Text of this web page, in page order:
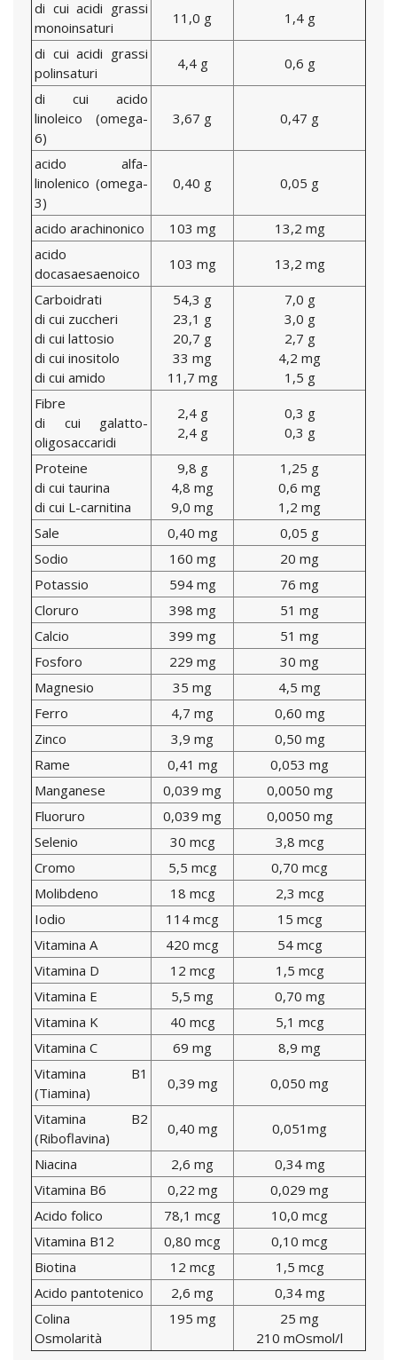
di cui acidi grassi
monoinsaturi
11,0 g
1,4 g
di cui acidi grassi
polinsaturi
4,4 g
0,6 g
di cui acido
linoleico (omega-
6)
3,67 g 0,47 g
acido alfa-
linolenico (omega-
3)
0,40 g 0,05 g
acido arachinonico 103 mg
13,2 mg
acido
docasaesaenoico
103 mg
13,2 mg
Carboidrati
di cui zuccheri
di cui lattosio
di cui inositolo
di cui amido
54,3 g
23,1 g
20,7 g
33 mg
11,7 mg
7,0 g
3,0 g
2,7 g
4,2 mg
1,5 g
Fibre
di cui galatto-
oligosaccaridi
2,4 g
2,4 g
0,3 g
0,3 g
Proteine
di cui taurina
di cui L-carnitina
9,8 g
4,8 mg
9,0 mg
1,25 g
0,6 mg
1,2 mg
Sale
0,40 mg
0,05 g
Sodio
160 mg
20 mg
Potassio
594 mg
76 mg
Cloruro
398 mg
51 mg
Calcio
399 mg
51 mg
Fosforo
229 mg
30 mg
Magnesio
35 mg
4,5 mg
Ferro
4,7 mg
0,60 mg
Zinco
3,9 mg
0,50 mg
Rame
0,41 mg
0,053 mg
Manganese
0,039 mg
0,0050 mg
Fluoruro
0,039 mg
0,0050 mg
Selenio
30 mcg
3,8 mcg
Cromo
5,5 mcg
0,70 mcg
Molibdeno
18 mcg
2,3 mcg
Iodio
114 mcg
15 mcg
Vitamina A
420 mcg
54 mcg
Vitamina D
12 mcg
1,5 mcg
Vitamina E
5,5 mg
0,70 mg
Vitamina K
40 mcg
5,1 mcg
Vitamina C
69 mg
8,9 mg
Vitamina B1
(Tiamina)
0,39 mg
0,050 mg
Vitamina B2
(Riboflavina)
0,40 mg
0,051mg
Niacina
2,6 mg
0,34 mg
Vitamina B6
0,22 mg
0,029 mg
Acido folico
78,1 mcg
10,0 mcg
Vitamina B12
0,80 mcg
0,10 mcg
Biotina
12 mcg
1,5 mcg
Acido pantotenico
2,6 mg
0,34 mg
Colina
Osmolarità
195 mg
25 mg
210 mOsmol/l